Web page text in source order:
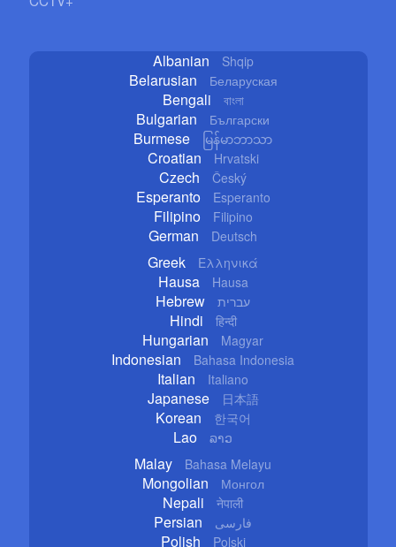
Albanian Shqip
Belarusian Беларуская
Bengali বাংলা
Bulgarian Български
Burmese မြန်မာဘာသာ
Croatian Hrvatski
Czech Český
Esperanto Esperanto
Filipino Filipino
German Deutsch
Greek Ελληνικά
Hausa Hausa
Hebrew עברית
Hindi हिन्दी
Hungarian Magyar
Indonesian Bahasa Indonesia
Italian Italiano
Japanese 日本語
Korean 한국어
Lao ລາວ
Malay Bahasa Melayu
Mongolian Монгол
Nepali नेपाली
Persian فارسی
Polish Polski